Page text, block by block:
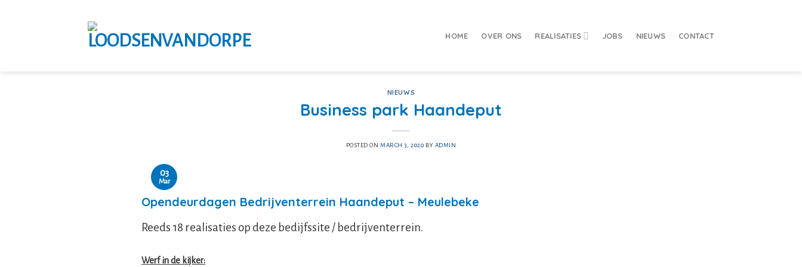
HOME OVER ONS REALISATIES JOBS NIEUWS CONTACT
NIEUWS
Business park Haandeput
POSTED ONMARCH 3, 2020 BY ADMIN
03
Mar
Opendeurdagen Bedrijventerrein Haandeput – Meulebeke
Reeds 18 realisaties op deze bedijfssite / bedrijventerrein.
Werf in de kijker: